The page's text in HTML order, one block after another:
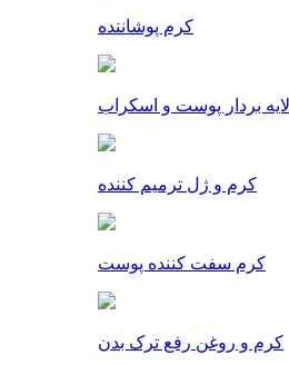
کرم پوشاننده
لایه بردار پوست و اسکراب
کرم و ژل ترمیم کننده
کرم سفت کننده پوست
کرم و روغن رفع ترک بدن